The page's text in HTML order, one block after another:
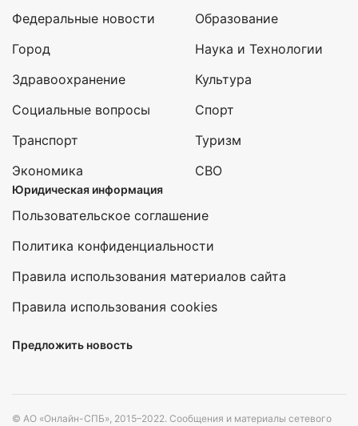
Федеральные новости
Город
Здравоохранение
Социальные вопросы
Транспорт
Экономика
Образование
Наука и Технологии
Культура
Спорт
Туризм
СВО
Юридическая информация
Пользовательское соглашение
Политика конфиденциальности
Правила использования материалов сайта
Правила использования cookies
Предложить новость
© АО «Онлайн-СПБ», 2015–2022. Сообщения и материалы сетевого